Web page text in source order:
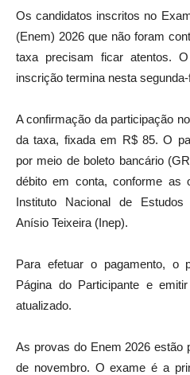
Os candidatos inscritos no
(Enem) 2026 que não foram
taxa precisam ficar atentos.
inscrição termina nesta
A confirmação da participação
da taxa, fixada em R$ 85. O
por meio de boleto bancário
débito em conta, conforme as
Instituto Nacional de
Anísio Teixeira (Inep).
Para efetuar o pagamento, o
Página do Participante e
atualizado.
As provas do Enem 2026 estão
de novembro. O exame é a